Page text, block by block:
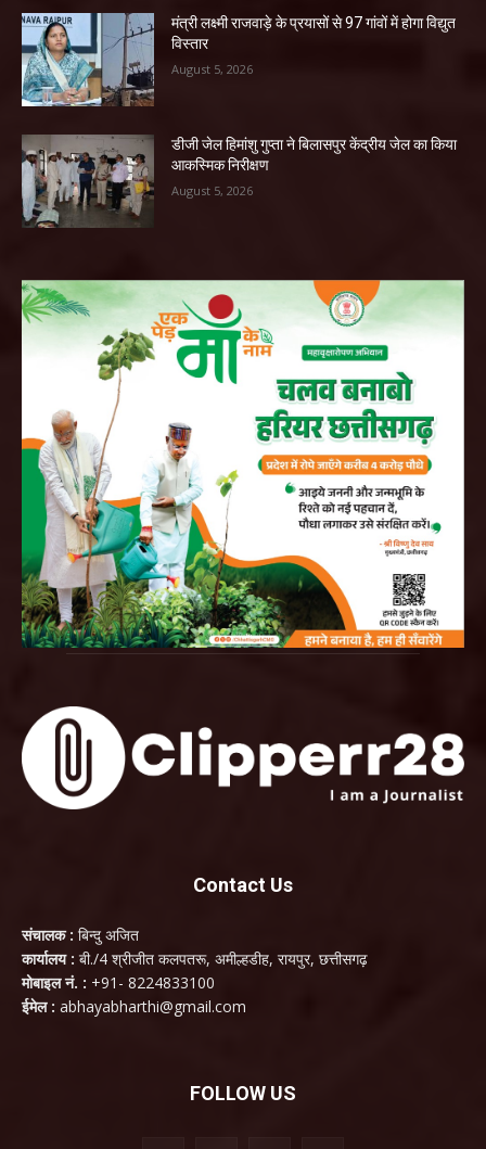
मंत्री लक्ष्मी राजवाड़े के प्रयासों से 97 गांवों में होगा विद्युत
विस्तार
August 5, 2026
डीजी जेल हिमांशु गुप्ता ने बिलासपुर केंद्रीय जेल का किया
आकस्मिक निरीक्षण
August 5, 2026
Contact Us
संचालक : बिन्दु अजित
कार्यालय : बी./4 श्रीजीत कलपतरू, अमील्हडीह, रायपुर, छत्तीसगढ़
मोबाइल नं. : +91- 8224833100
ईमेल : abhayabharthi@gmail.com
FOLLOW US